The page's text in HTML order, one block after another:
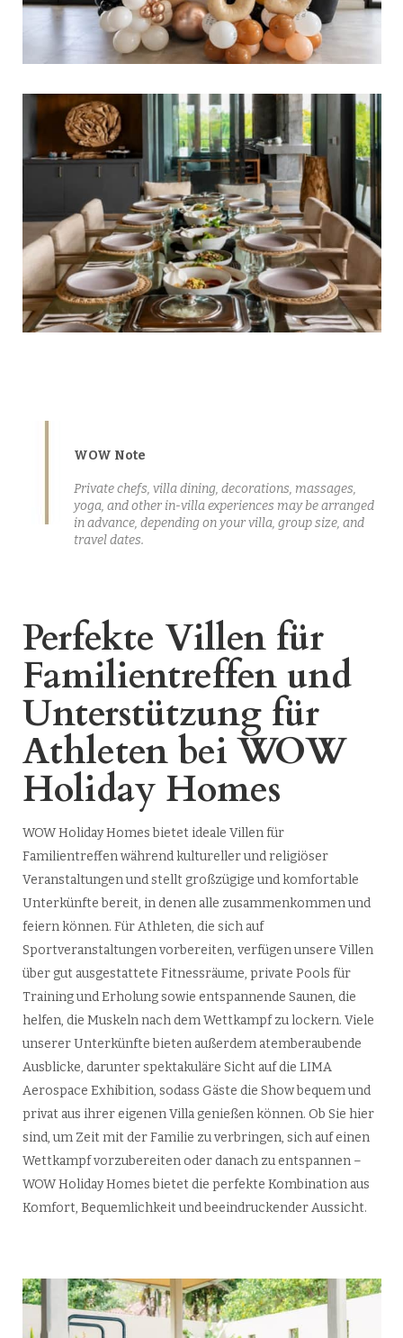
WOW Note
Private chefs, villa dining, decorations, massages,
yoga, and other in-villa experiences may be arranged
in advance, depending on your villa, group size, and
travel dates.
Perfekte Villen für
Familientreffen und
Unterstützung für
Athleten bei WOW
Holiday Homes
WOW Holiday Homes bietet ideale Villen für
Familientreffen während kultureller und religiöser
Veranstaltungen und stellt großzügige und komfortable
Unterkünfte bereit, in denen alle zusammenkommen und
feiern können. Für Athleten, die sich auf
Sportveranstaltungen vorbereiten, verfügen unsere Villen
über gut ausgestattete Fitnessräume, private Pools für
Training und Erholung sowie entspannende Saunen, die
helfen, die Muskeln nach dem Wettkampf zu lockern. Viele
unserer Unterkünfte bieten außerdem atemberaubende
Ausblicke, darunter spektakuläre Sicht auf die LIMA
Aerospace Exhibition, sodass Gäste die Show bequem und
privat aus ihrer eigenen Villa genießen können. Ob Sie hier
sind, um Zeit mit der Familie zu verbringen, sich auf einen
Wettkampf vorzubereiten oder danach zu entspannen –
WOW Holiday Homes bietet die perfekte Kombination aus
Komfort, Bequemlichkeit und beeindruckender Aussicht.